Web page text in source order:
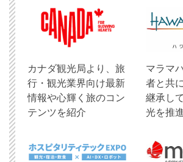
​カナダ観光局より、旅
行・観光業界向け最新
情報や心輝く旅のコン
テンツを紹介
マラマ
者と共
継承し
光を推